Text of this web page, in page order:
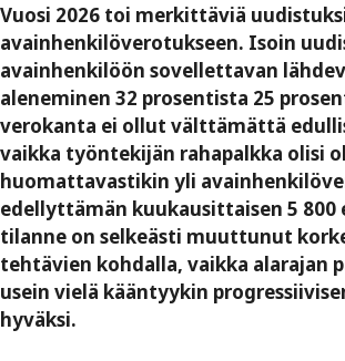
Vuosi 2026 toi merkittäviä
avainhenkilöverotukseen. Isoin
avainhenkilöön sovellettavan
aleneminen 32 prosentista 25
verokanta ei ollut välttämättä
vaikka työntekijän rahapalkka olisi
huomattavastikin yli
edellyttämän kuukausittaisen 5 800
tilanne on selkeästi muuttunut
tehtävien kohdalla, vaikka alarajan
usein vielä kääntyykin
hyväksi.